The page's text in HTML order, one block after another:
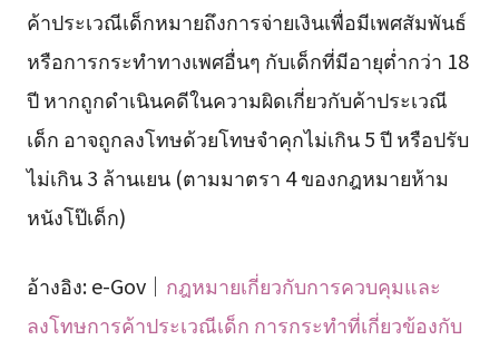
ค้าประเวณีเด็กหมายถึงการจ่ายเงินเพื่อมีเพศสัมพันธ์
หรือการกระทำทางเพศอื่นๆ กับเด็กที่มีอายุต่ำกว่า 18
ปี หากถูกดำเนินคดีในความผิดเกี่ยวกับค้าประเวณี
เด็ก อาจถูกลงโทษด้วยโทษจำคุกไม่เกิน 5 ปี หรือปรับ
ไม่เกิน 3 ล้านเยน (ตามมาตรา 4 ของกฎหมายห้าม
หนังโป๊เด็ก)
อ้างอิง: e-Gov｜ กฎหมายเกี่ยวกับการควบคุมและ
ลงโทษการค้าประเวณีเด็ก การกระทำที่เกี่ยวข้องกับ